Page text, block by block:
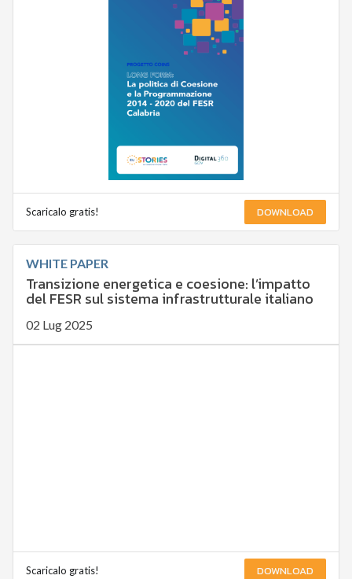
Scaricalo gratis! DOWNLOAD
WHITE PAPER
Transizione energetica e coesione: l’impatto
del FESR sul sistema infrastrutturale italiano
02 Lug 2025
Scaricalo gratis! DOWNLOAD